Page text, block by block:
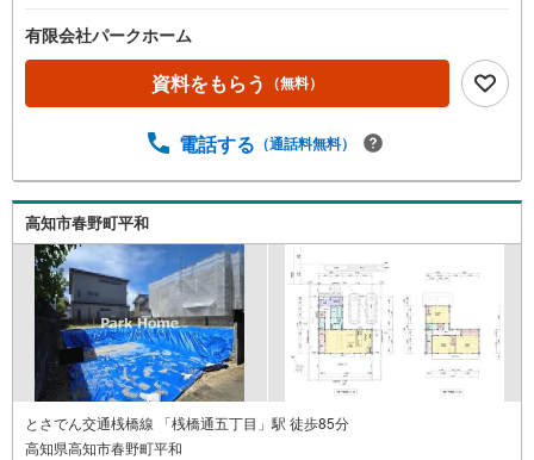
有限会社パークホーム
資料をもらう （無料）
電話する （通話料無料）
高知市春野町平和
とさでん交通桟橋線 「桟橋通五丁目」駅 徒歩85分
高知県高知市春野町平和